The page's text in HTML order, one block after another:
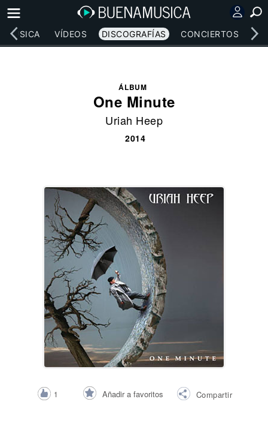
MÚSICA VÍDEOS DISCOGRAFÍAS CONCIERTOS
ÁLBUM
One Minute
Uriah Heep
2014
1 Añadir a favoritos Compartir